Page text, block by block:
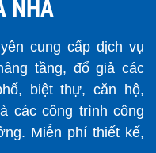
NHÀ
cung cấp dịch vụ
tầng, đổ giả các
biệt thự, căn hộ,
các công trình công
Miễn phí thiết kế,